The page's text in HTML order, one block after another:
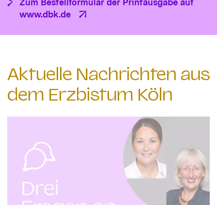
Zum Bestellformular der Printausgabe auf
www.dbk.de
Aktuelle Nachrichten aus
dem Erzbistum Köln